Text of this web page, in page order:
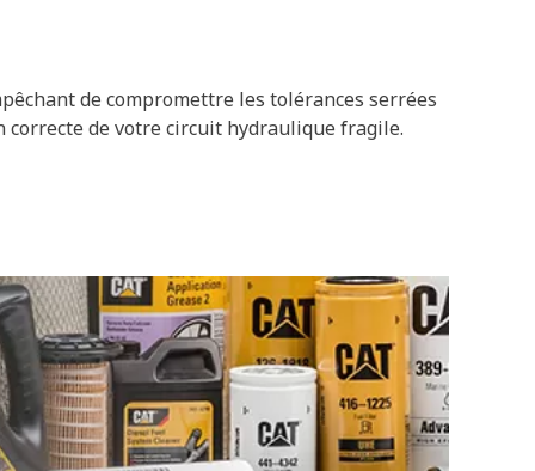
de compromettre les tolérances serrées
de votre circuit hydraulique fragile.